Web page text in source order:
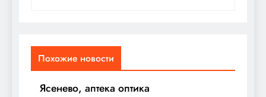
Похожие новости
Ясенево, аптека оптика